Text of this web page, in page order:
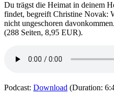
Du trägst die Heimat in deinem
findet, begreift Christine Novak:
nicht ungeschoren
(288 Seiten, 8,95 EUR).
Podcast: Download (Duration: